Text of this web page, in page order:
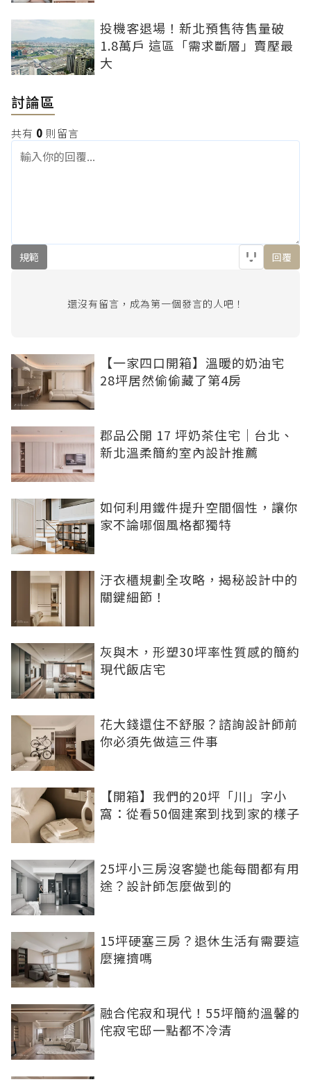
投機客退場！新北預售待售量破
1.8萬戶 這區「需求斷層」賣壓最
大
討論區
共有 0 則留言
規範 回覆
還沒有留言，成為第一個發言的人吧！
【一家四口開箱】溫暖的奶油宅
28坪居然偷偷藏了第4房
郡品公開 17 坪奶茶住宅｜台北、
新北溫柔簡約室內設計推薦
如何利用鐵件提升空間個性，讓你
家不論哪個風格都獨特
汙衣櫃規劃全攻略，揭秘設計中的
關鍵細節！
灰與木，形塑30坪率性質感的簡約
現代飯店宅
花大錢還住不舒服？諮詢設計師前
你必須先做這三件事
【開箱】我們的20坪「川」字小
窩：從看50個建案到找到家的樣子
25坪小三房沒客變也能每間都有用
途？設計師怎麼做到的
15坪硬塞三房？退休生活有需要這
麼擁擠嗎
融合侘寂和現代！55坪簡約溫馨的
侘寂宅邸一點都不冷清